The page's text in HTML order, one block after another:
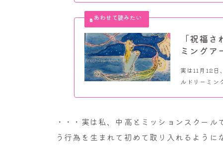
「祝福
ミングア
実は11月12
ルドリーミン
・・・実は私、中高とミッションスクー
う行為を生まれて初めて取り入れるように